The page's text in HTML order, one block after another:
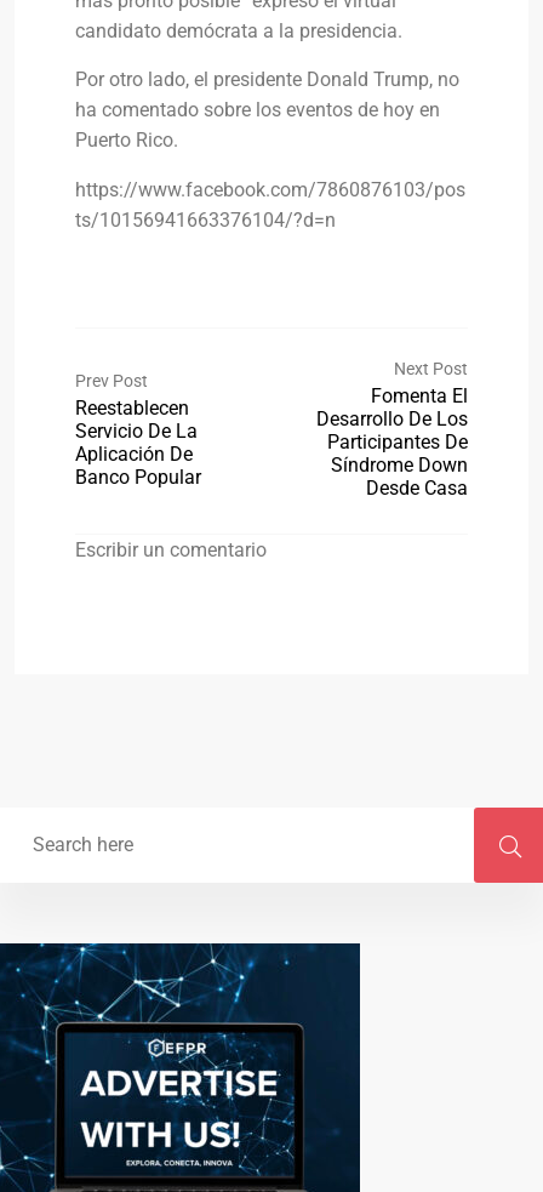
candidato demócrata a la presidencia.
Por otro lado, el presidente Donald Trump, no
ha comentado sobre los eventos de hoy en
Puerto Rico.
https://www.facebook.com/7860876103/pos
ts/10156941663376104/?d=n
Prev Post
Reestablecen
Servicio De La
Aplicación De
Banco Popular
Next Post
Fomenta El
Desarrollo De Los
Participantes De
Síndrome Down
Desde Casa
Escribir un comentario